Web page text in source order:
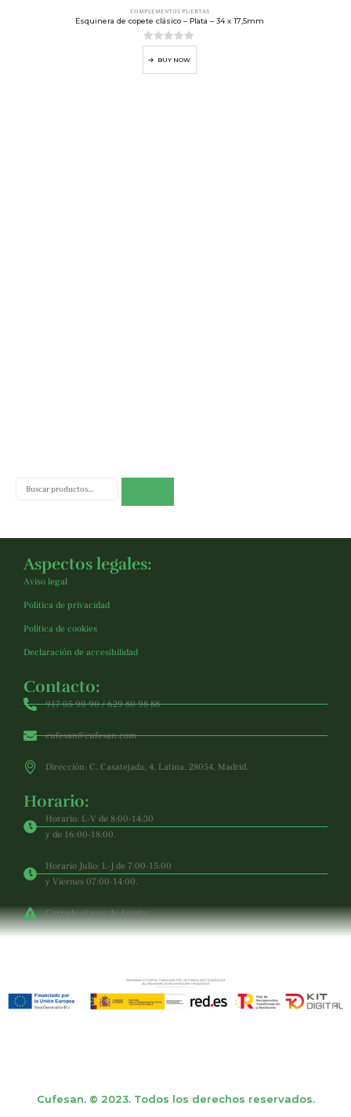
COMPLEMENTOS PUERTAS
Esquinera de copete clásico – Plata – 34 x 17,5mm
0out of 5
BUY NOW
Aspectos legales:
Aviso legal
Política de privacidad
Política de cookies
Declaración de accesibilidad
Contacto:
917 05 90 90 / 629 80 98 88
cufesan@cufesan.com
Dirección: C. Casatejada, 4, Latina. 28054, Madrid.
Horario:
Horario: L-V de 8:00-14:30
y de 16:00-18:00.
Horario Julio: L-J de 7:00-15:00
y Viernes 07:00-14:00.
Cerrado el mes de Agosto.
Cufesan. © 2023. Todos los derechos reservados.